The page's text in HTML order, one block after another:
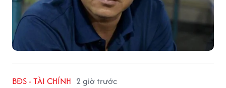
BĐS - TÀI CHÍNH 2 giờ trước